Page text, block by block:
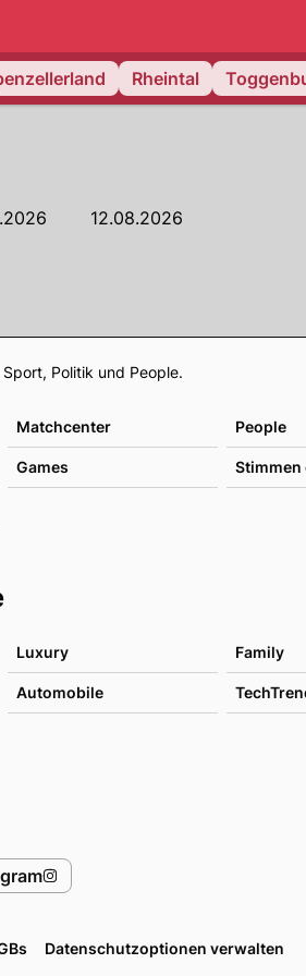
Rheintal
12.08.2026
Politik und People.
Matchcenter People
Games Stimmen
Luxury Family
Automobile
Datenschutzoptionen verwalten